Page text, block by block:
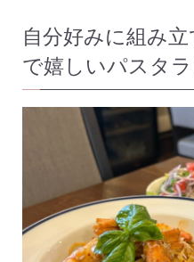
自分好みに組み
で嬉しいパスタ